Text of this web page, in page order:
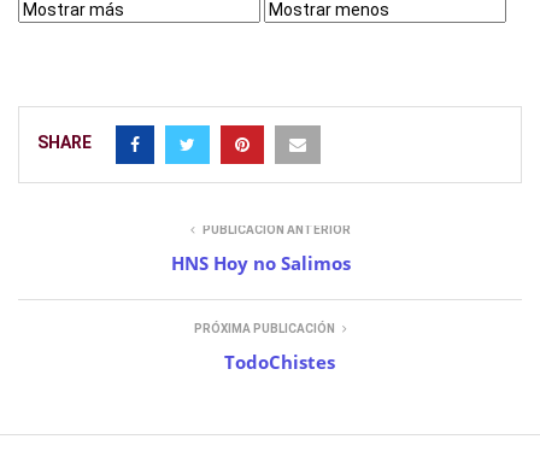
SHARE
PUBLICACIÓN ANTERIOR
HNS Hoy no Salimos
PRÓXIMA PUBLICACIÓN
TodoChistes